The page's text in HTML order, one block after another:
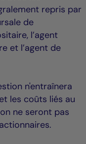
repris par
de
l’agent
et l’agent de
n'entraînera
les coûts liés au
ne seront pas